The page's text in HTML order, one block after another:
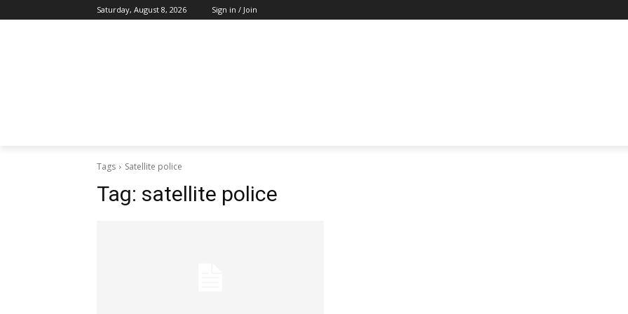
Saturday, August 8, 2026 Sign in / Join
Tags Satellite police
Tag: satellite police